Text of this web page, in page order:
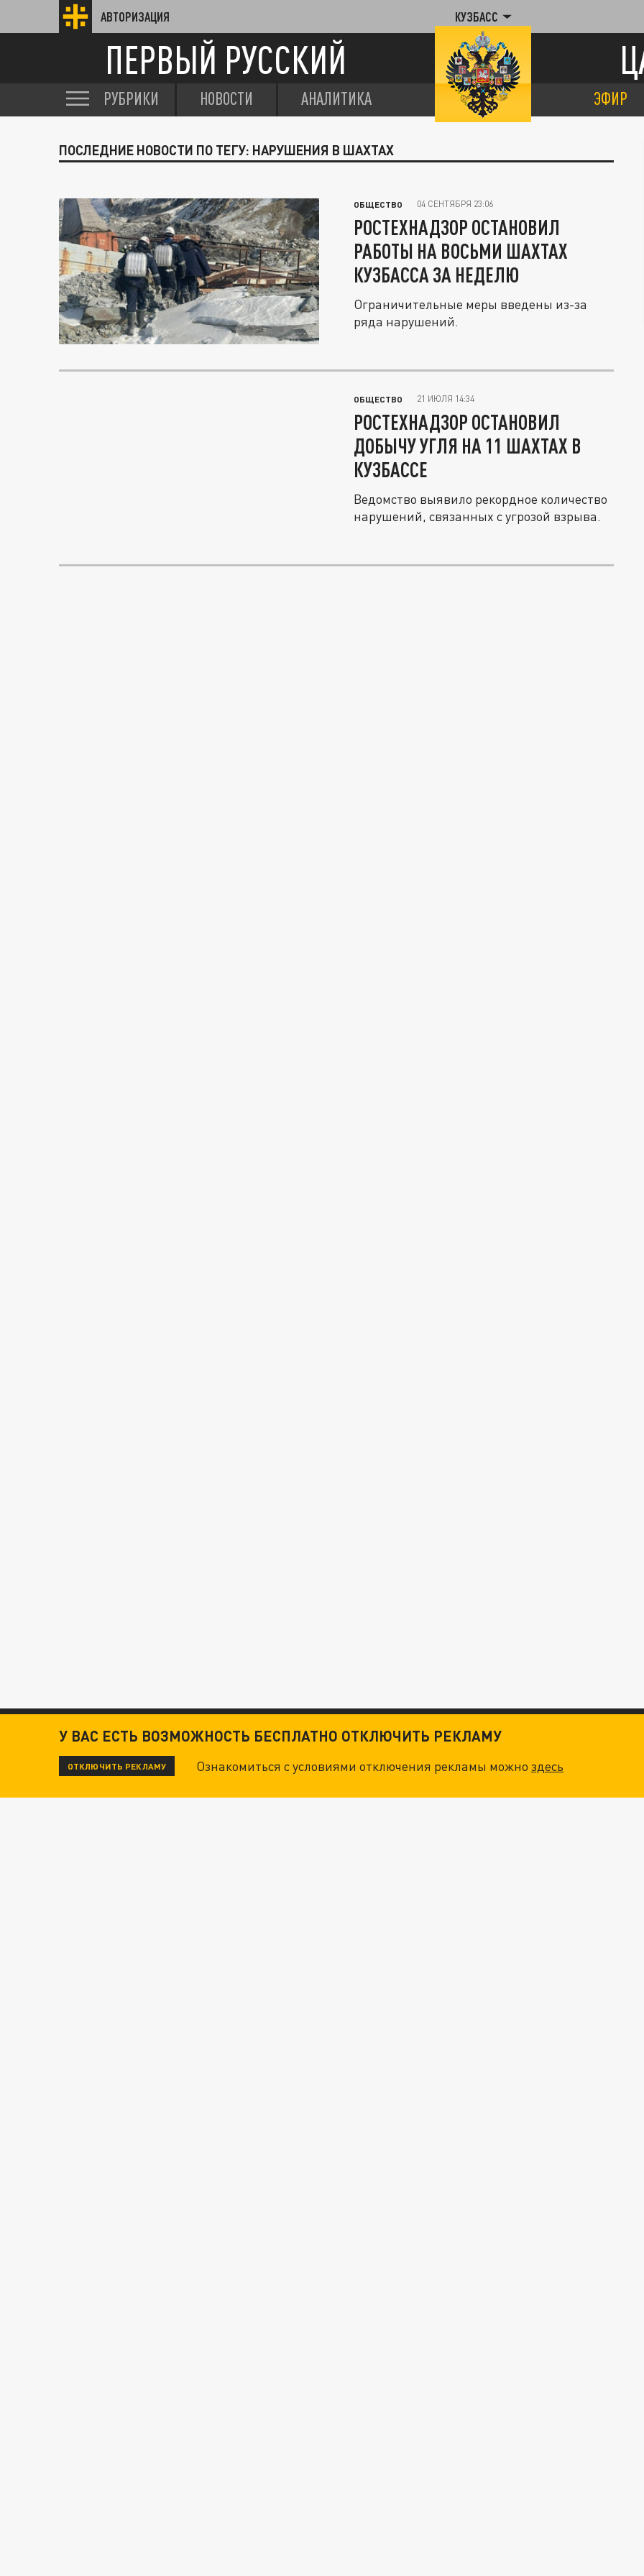
АВТОРИЗАЦИЯ КУЗБАСС
ПЕРВЫЙ РУССКИЙ
РУБРИКИ НОВОСТИ АНАЛИТИКА ЭФИР
ПОСЛЕДНИЕ НОВОСТИ ПО ТЕГУ: НАРУШЕНИЯ В ШАХТАХ
ОБЩЕСТВО 04 СЕНТЯБРЯ 23:06
РОСТЕХНАДЗОР ОСТАНОВИЛ
РАБОТЫ НА ВОСЬМИ ШАХТАХ
КУЗБАССА ЗА НЕДЕЛЮ
Ограничительные меры введены из-за
ряда нарушений.
ОБЩЕСТВО 21 ИЮЛЯ 14:34
РОСТЕХНАДЗОР ОСТАНОВИЛ
ДОБЫЧУ УГЛЯ НА 11 ШАХТАХ В
КУЗБАССЕ
Ведомство выявило рекордное количество
нарушений, связанных с угрозой взрыва.
У ВАС ЕСТЬ ВОЗМОЖНОСТЬ БЕСПЛАТНО ОТКЛЮЧИТЬ РЕКЛАМУ
ОТКЛЮЧИТЬ РЕКЛАМУ Ознакомиться с условиями отключения рекламы можноздесь